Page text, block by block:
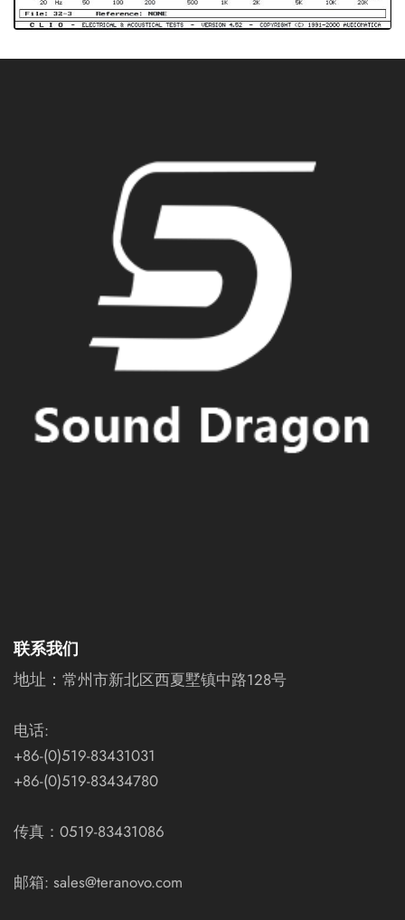
联系我们
地址： 常州市新北区西夏墅镇中路128号
电话:
+86-(0)519-83431031
+86-(0)519-83434780
传真：0519-83431086
邮箱: sales@teranovo.com